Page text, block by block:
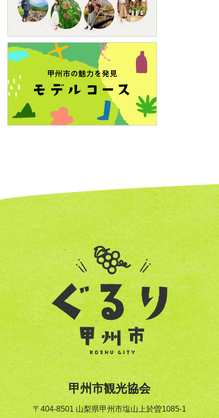
甲州市観光協会
〒404-8501 山梨県甲州市塩山上於曽1085-1